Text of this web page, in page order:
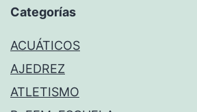
Categorías
ACUÁTICOS
AJEDREZ
ATLETISMO